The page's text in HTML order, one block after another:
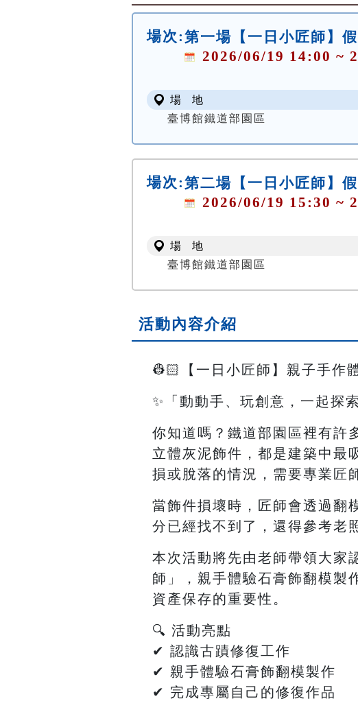
場次:第一場【一日小匠師】假
2026/06/19 14:00 ~
場 地
臺博館鐵道部園區
場次:第二場【一日小匠師】假
2026/06/19 15:30 ~
場 地
臺博館鐵道部園區
活動內容介紹
👷🏻【一日小匠師】親子手作體
✨「動動手、玩創意，一起探
你知道嗎？鐵道部園區裡有許
立體灰泥飾件，都是建築中最
損或脫落的情況，需要專業匠
當飾件損壞時，匠師會透過翻
分已經找不到了，還得參考老
本次活動將先由老師帶領大家
師」，親手體驗石膏飾翻模製
資產保存的重要性。
🔍 活動亮點
✔ 認識古蹟修復工作
✔ 親手體驗石膏飾翻模製作
✔ 完成專屬自己的修復作品